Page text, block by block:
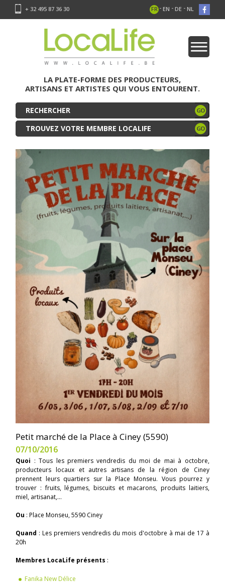
+ 32 495 87 36 30 FR - EN - DE - NL
LA PLATE-FORME DES PRODUCTEURS,
ARTISANS ET ARTISTES QUI VOUS ENTOURENT.
TROUVEZ VOTRE MEMBRE LOCALIFE
Petit marché de la Place à Ciney (5590)
07/10/2016
Quoi : Tous les premiers vendredis du moi de mai à octobre,
producteurs locaux et autres artisans de la région de Ciney
prennent leurs quartiers sur la Place Monseu. Vous pourrez y
trouver : fruits, légumes, biscuits et macarons, produits laitiers,
miel, artisanat,...
Ou : Place Monseu, 5590 Ciney
Quand : Les premiers vendredis du mois d'octobre à mai de 17 à
20h
Membres LocaLife présents :
Fanika New Délice